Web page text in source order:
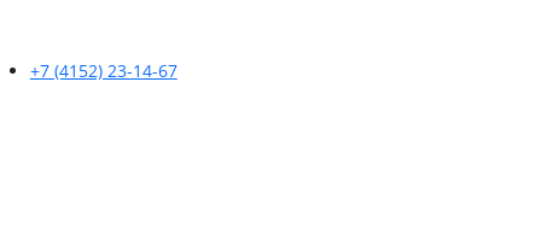
+7 (4152) 23-14-67